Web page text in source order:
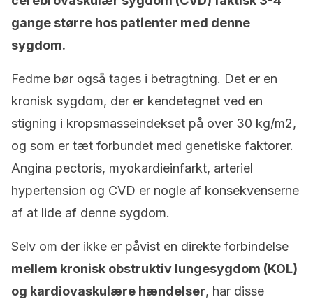
gange større hos patienter med denne
sygdom.
Fedme bør også tages i betragtning. Det er en
kronisk sygdom, der er kendetegnet ved en
stigning i kropsmasseindekset på over 30 kg/m2,
og som er tæt forbundet med genetiske faktorer.
Angina pectoris, myokardieinfarkt, arteriel
hypertension og CVD er nogle af konsekvenserne
af at lide af denne sygdom.
Selv om der ikke er påvist en direkte forbindelse
mellem kronisk obstruktiv lungesygdom (KOL)
og kardiovaskulære hændelser, har disse